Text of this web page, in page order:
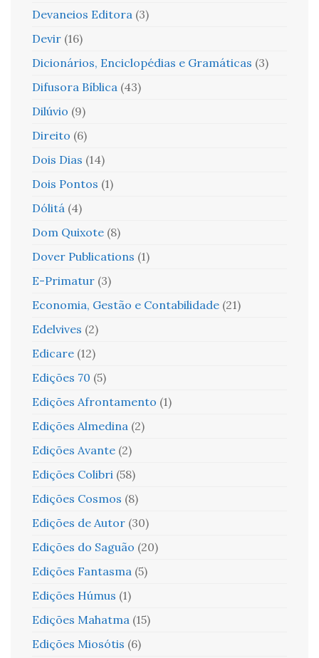
Devaneios Editora (3)
Devir (16)
Dicionários, Enciclopédias e Gramáticas (3)
Difusora Bíblica (43)
Dilúvio (9)
Direito (6)
Dois Dias (14)
Dois Pontos (1)
Dólitá (4)
Dom Quixote (8)
Dover Publications (1)
E-Primatur (3)
Economia, Gestão e Contabilidade (21)
Edelvives (2)
Edicare (12)
Edições 70 (5)
Edições Afrontamento (1)
Edições Almedina (2)
Edições Avante (2)
Edições Colibri (58)
Edições Cosmos (8)
Edições de Autor (30)
Edições do Saguão (20)
Edições Fantasma (5)
Edições Húmus (1)
Edições Mahatma (15)
Edições Miosótis (6)